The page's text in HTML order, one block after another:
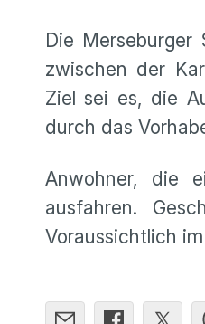
Die
zwischen der
Ziel sei es, die
durch das
Anwohner, die
ausfahren.
Voraussichtlich